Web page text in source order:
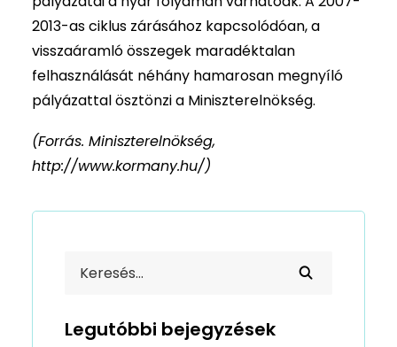
2013-as ciklus zárásához kapcsolódóan, a
visszaáramló összegek maradéktalan
felhasználását néhány hamarosan megnyíló
pályázattal ösztönzi a Miniszterelnökség.
(Forrás. Miniszterelnökség,
http://www.kormany.hu/)
Legutóbbi bejegyzések